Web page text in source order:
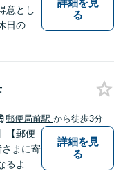
意とし
の相
詳細を見
る
郵便局前駅 から徒歩3分
【郵便
まに寄
るよう
詳細を見
る